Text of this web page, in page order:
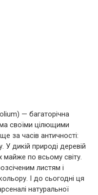
— багаторічна
своїми цілющими
за часів античності:
дикій природі деревій
майже по всьому світу.
листям і
І до сьогодні ця
натуральної